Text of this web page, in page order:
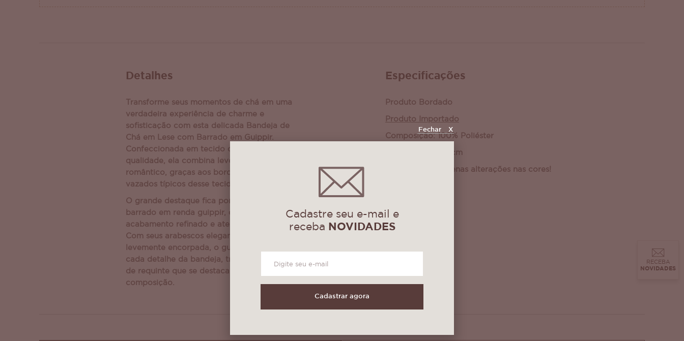
Detalhes
Transforme seus momentos de chá em uma
verdadeira experiência de charme e
sofisticação com esta delicada Bandeja de
Chá em Lese com Barrado em Guippir.
Confeccionada em tecido de lese de alta
qualidade, ela combina leveza e um toque
romântico, graças aos bordados sutis e
vazados típicos desse tecido encantador.
O grande destaque fica por conta do
barrado em renda guippir, que confere um
acabamento refinado e atemporal à peça.
Com seus arabescos elegantes e textura
levemente encorpada, o guippir valoriza
cada detalhe da bandeja, trazendo um toque
de requinte que se destaca em qualquer
composição.
Especificações
Produto Bordado
Produto Importado
Composição: 100% Poliéster
Medidas: 35 X 48cm
Pode haver pequenas alterações nas cores!
Cadastre seu e-mail e
receba NOVIDADES
Cadastrar agora
Fechar X
RECEBA
NOVIDADES